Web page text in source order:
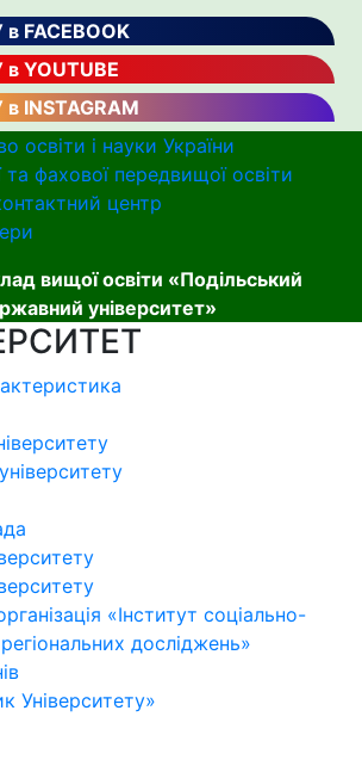
FACEBOOK
YOUTUBE
INSTAGRAM
освіти і науки України
фахової передвищої освіти
центр
вищої освіти «Подільський
університет»
«Інститут соціально-
досліджень»
Університету»